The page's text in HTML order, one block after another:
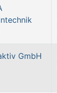
GmbH